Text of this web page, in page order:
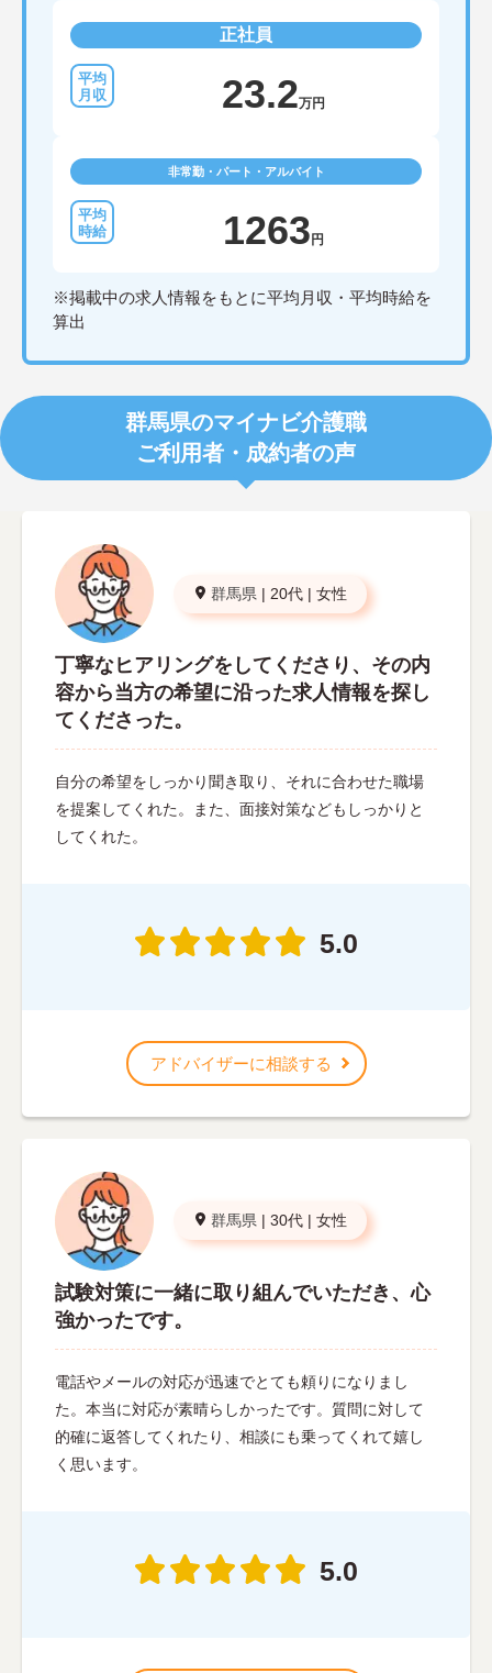
明確にし、心身ともに充実した状態で長くご活躍い
・グループホーム一棟あたりの入居者様20名定員を
常時2～4名のスタッフで支援、国基準を上回る人員
配置や夜間複数名体制が敷かれているため、業務に
ポートが可能です。施設も専用設計で働きやすく、
ご自身の理想とする福祉を実践できる環境が整って
正社員
23.2万円
非常勤・パート・アルバイト
1263 円
※掲載中の求人情報をもとに平均月収・平均時給を
算出
群馬県のマイナビ介護職
ご利用者・成約者の声
群馬県 | 20代 | 女性
丁寧なヒアリングをしてくださり、その内
容から当方の希望に沿った求人情報を探し
てくださった。
自分の希望をしっかり聞き取り、それに合わせた職場
を提案してくれた。また、面接対策などもしっかりと
してくれた。
5.0
アドバイザーに相談する
群馬県 | 30代 | 女性
試験対策に一緒に取り組んでいただき、心
強かったです。
電話やメールの対応が迅速でとても頼りになりまし
た。本当に対応が素晴らしかったです。質問に対して
的確に返答してくれたり、相談にも乗ってくれて嬉し
く思います。
5.0